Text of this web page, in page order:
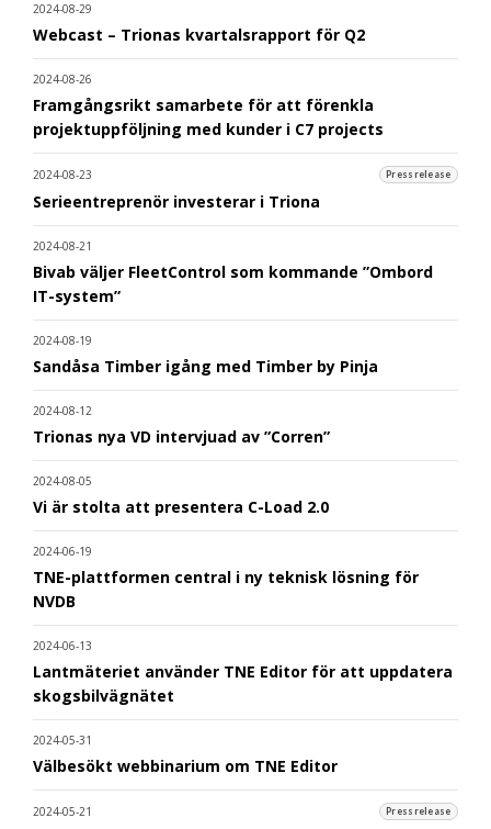
2024-08-29
Webcast – Trionas kvartalsrapport för Q2
2024-08-26
Framgångsrikt samarbete för att förenkla
projektuppföljning med kunder i C7 projects
2024-08-23 Pressrelease
Serieentreprenör investerar i Triona
2024-08-21
Bivab väljer FleetControl som kommande ”Ombord
IT-system”
2024-08-19
Sandåsa Timber igång med Timber by Pinja
2024-08-12
Trionas nya VD intervjuad av ”Corren”
2024-08-05
Vi är stolta att presentera C-Load 2.0
2024-06-19
TNE-plattformen central i ny teknisk lösning för
NVDB
2024-06-13
Lantmäteriet använder TNE Editor för att uppdatera
skogsbilvägnätet
2024-05-31
Välbesökt webbinarium om TNE Editor
2024-05-21 Pressrelease